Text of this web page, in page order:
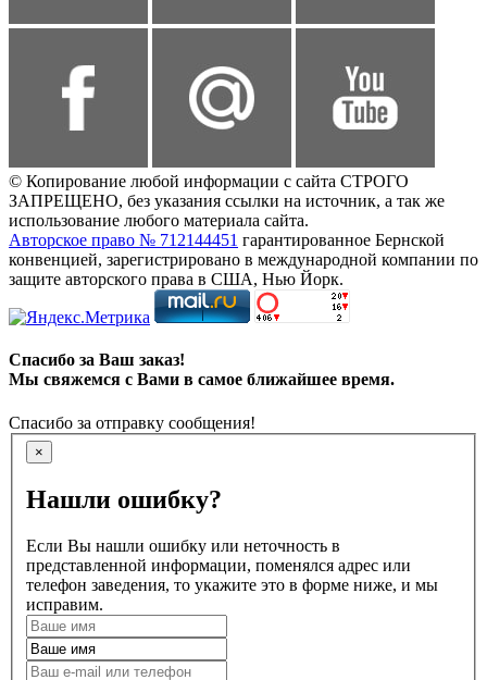
© Копирование любой информации с сайта СТРОГО
ЗАПРЕЩЕНО, без указания ссылки на источник, а так же
использование любого материала сайта.
Авторское право № 712144451 гарантированное Бернской
конвенцией, зарегистрировано в международной компании по
защите авторского права в США, Нью Йорк.
Спасибо за Ваш заказ!
Мы свяжемся с Вами в самое ближайшее время.
Спасибо за отправку сообщения!
×
Нашли ошибку?
Если Вы нашли ошибку или неточность в
представленной информации, поменялся адрес или
телефон заведения, то укажите это в форме ниже, и мы
исправим.